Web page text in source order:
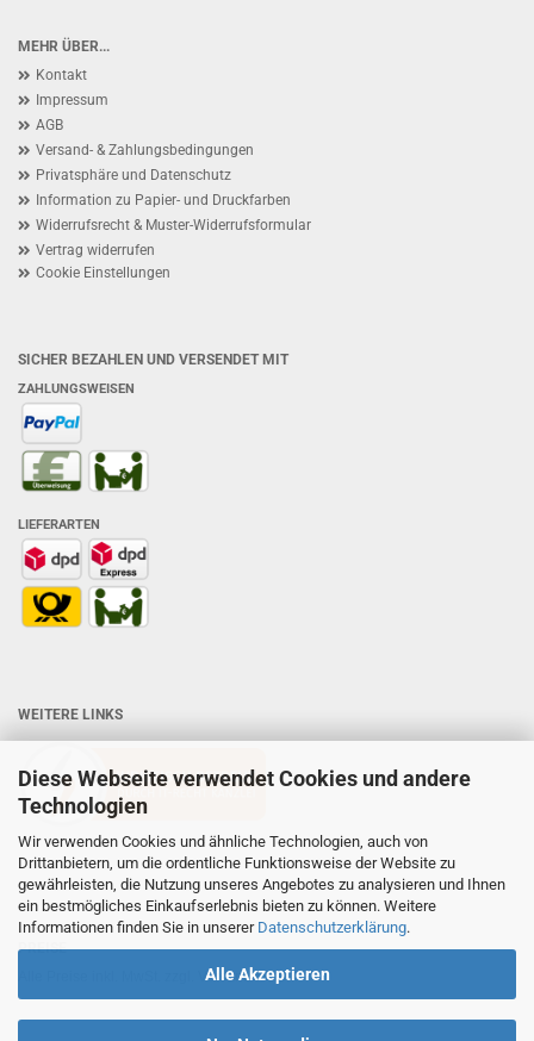
Diese Webseite verwendet Cookies und andere
Technologien
Wir verwenden Cookies und ähnliche Technologien, auch von
Drittanbietern, um die ordentliche Funktionsweise der Website zu
gewährleisten, die Nutzung unseres Angebotes zu analysieren und Ihnen
ein bestmögliches Einkaufserlebnis bieten zu können. Weitere
Informationen finden Sie in unserer Datenschutzerklärung.
Alle Akzeptieren
MEHR ÜBER...
Kontakt
Impressum
AGB
Versand- & Zahlungsbedingungen
Privatsphäre und Datenschutz
Information zu Papier- und Druckfarben
Widerrufsrecht & Muster-Widerrufsformular
Vertrag widerrufen
Cookie Einstellungen
SICHER BEZAHLEN UND VERSENDET MIT
ZAHLUNGSWEISEN
LIEFERARTEN
WEITERE LINKS
PREISE
Alle Preise inkl. MwSt. zzgl. Versandkosten.